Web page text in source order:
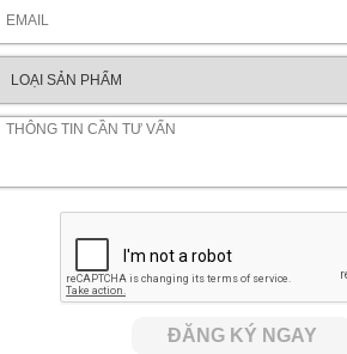
ĐĂNG KÝ NGAY